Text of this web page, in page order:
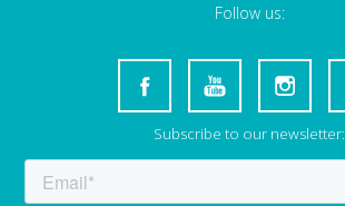
Follow us:
Subscribe to our newsletter: